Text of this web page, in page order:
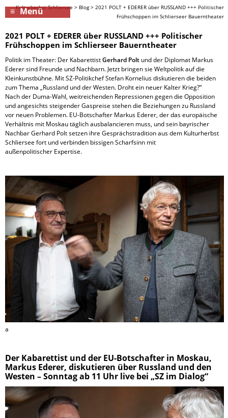
Menü
Kulturherbst Schliersee > Blog>2021 POLT + EDERER über RUSSLAND +++ Politischer
Frühschoppen im Schlierseer Bauerntheater
2021 POLT + EDERER über RUSSLAND +++ Politischer
Frühschoppen im Schlierseer Bauerntheater
Politik im Theater: Der KabarettistGerhard Polt und der Diplomat Markus
Ederer sind Freunde und Nachbarn. Jetzt bringen sie Weltpolitik auf die
Kleinkunstbühne. Mit SZ-Politikchef Stefan Kornelius diskutieren die beiden
zum Thema „Russland und der Westen. Droht ein neuer Kalter Krieg?“
Nach der Duma-Wahl, weitreichenden Repressionen gegen die Opposition
und angesichts steigender Gaspreise stehen die Beziehungen zu Russland
vor neuen Problemen. EU-Botschafter Markus Ederer, der das europäische
Verhältnis mit Moskau täglich ausbalancieren muss, und sein bayrischer
Nachbar Gerhard Polt setzen ihre Gesprächstradition aus dem Kulturherbst
Schliersee fort und verbinden bissigen Scharfsinn mit
außenpolitischer Expertise.
a
Der Kabarettist und der EU-Botschafter in Moskau,
Markus Ederer, diskutieren über Russland und den
Westen – Sonntag ab 11 Uhr live bei „SZ im Dialog“